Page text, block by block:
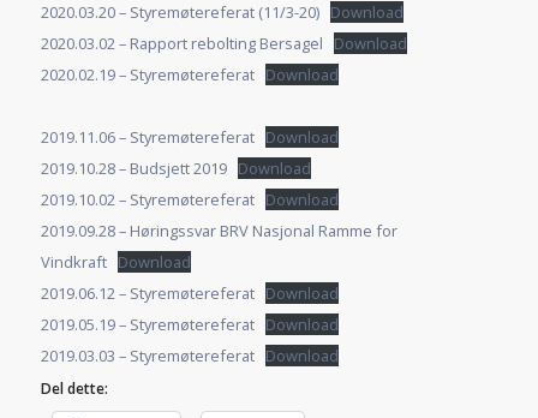
2020.03.20 – Styremøtereferat (11/3-20) Download
2020.03.02 – Rapport rebolting Bersagel
Download
2020.02.19 – Styremøtereferat Download
2019.11.06 – Styremøtereferat Download
2019.10.28 – Budsjett 2019 Download
2019.10.02 – Styremøtereferat Download
2019.09.28 – Høringssvar BRV Nasjonal Ramme for
Vindkraft Download
2019.06.12 – Styremøtereferat Download
2019.05.19 – Styremøtereferat Download
2019.03.03 – Styremøtereferat Download
Del dette: